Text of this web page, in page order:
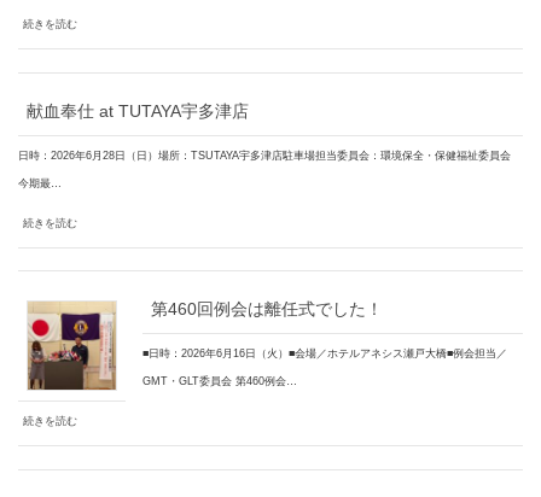
続きを読む
献血奉仕 at TUTAYA宇多津店
日時：2026年6月28日（日）場所：TSUTAYA宇多津店駐車場担当委員会：環境保全・保健福祉委員会
今期最…
続きを読む
第460回例会は離任式でした！
■日時：2026年6月16日（火）■会場／ホテルアネシス瀬戸大橋■例会担当／
GMT・GLT委員会 第460例会…
続きを読む